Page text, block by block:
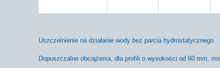
Uszczelnienie na działanie wody bez parcia hydrostatycznego.
Dopuszczalne obciążenia, dla profili o wysokości od 60 mm,